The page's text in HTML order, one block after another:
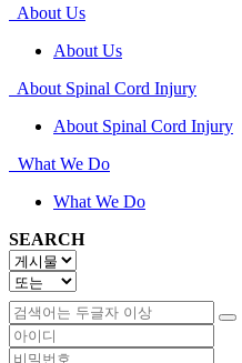
About Us
About Us
About Spinal Cord Injury
About Spinal Cord Injury
What We Do
What We Do
SEARCH